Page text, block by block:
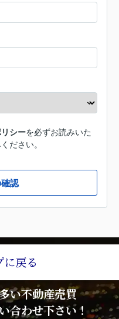
シーを必ずお読みいた
ださい。
認
戻る
い不動産売買
合わせ下さい！